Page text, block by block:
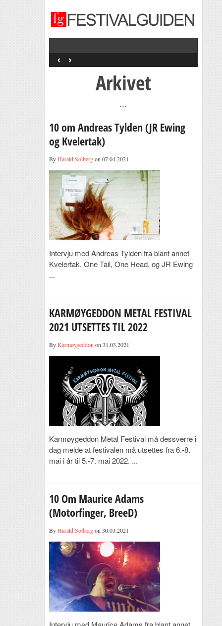
‹ ›
Arkivet
...
10 om Andreas Tylden (JR Ewing
og Kvelertak)
ByHarald Solbergon 07.04.2021
Intervju med Andreas Tylden fra blant annet
Kvelertak, One Tail, One Head, og JR Ewing
...
KARMØYGEDDON METAL FESTIVAL
2021 UTSETTES TIL 2022
ByKarmøygeddon on 31.03.2021
Karmøygeddon Metal Festival må dessverre i
dag melde at festivalen må utsettes fra 6.-8.
mai i år til 5.-7. mai 2022. ...
10 Om Maurice Adams
(Motorfinger, BreeD)
ByHarald Solbergon 30.03.2021